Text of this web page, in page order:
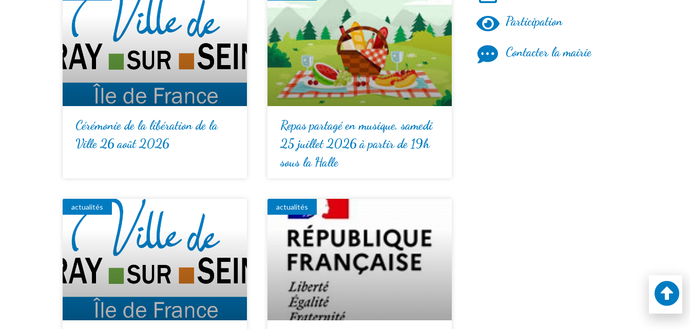
Cérémonie de la libération de la
Ville 26 août 2026
Repas partagé en musique, samedi
25 juillet 2026 à partir de 19h
sous la Halle
actualités actualités
Participation
Contacter la mairie